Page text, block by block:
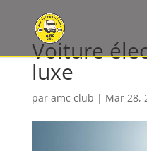
Voiture
luxe
par amc club | Mar 28,